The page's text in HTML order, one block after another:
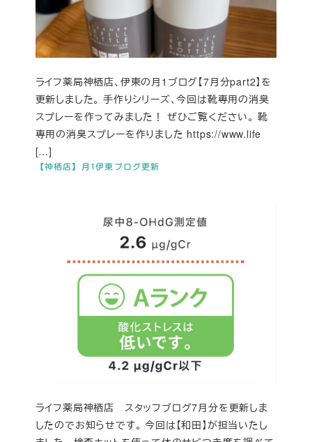
【神栖店】月1伊東ブログ更新
ライフ薬局神栖店、伊東の月1ブログ【7月分part2】を
更新しました。 手作りシリーズ、今回は靴専用の消臭
スプレーを作ってみました！ ぜひご覧ください。 靴
専用の消臭スプレーを作りました https://www.life
[…]
ライフ薬局神栖店 スタッフブログ7月分を更新しま
したのでお知らせです。 今回は【和田】が担当いたし